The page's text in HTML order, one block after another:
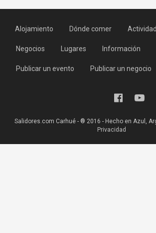
Alojamiento Dónde comer
Negocios Lugares Información
Publicar un evento Publicar un negocio
Salidores.com Carhué - ® 2016 - Hecho en Azul,
Privacidad